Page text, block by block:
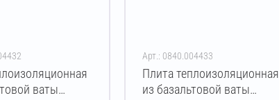
ваты
Арт.: 0840.004433
Плита теплоизоляционная
из базальтовой ваты